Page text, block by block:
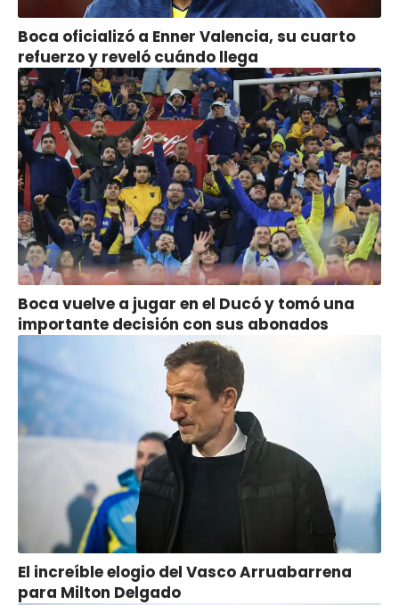
Boca oficializó a Enner Valencia, su cuarto
refuerzo y reveló cuándo llega
Boca vuelve a jugar en el Ducó y tomó una
importante decisión con sus abonados
El increíble elogio del Vasco Arruabarrena
para Milton Delgado